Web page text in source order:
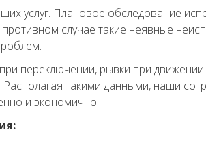
услуг. Плановое обследование
случае такие неявные
переключении, рывки при движении
такими данными, наши
и экономично.